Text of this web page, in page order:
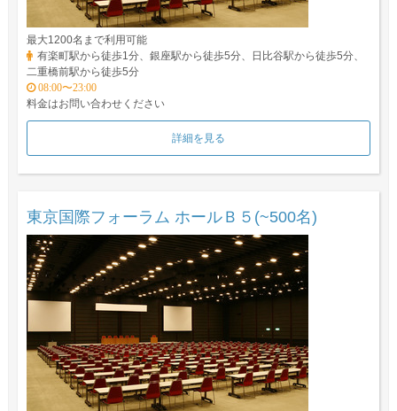
最大1200名まで利用可能
有楽町駅から徒歩1分、銀座駅から徒歩5分、日比谷駅から徒歩5分、
二重橋前駅から徒歩5分
08:00〜23:00
料金はお問い合わせください
詳細を見る
東京国際フォーラム ホールＢ５(~500名)